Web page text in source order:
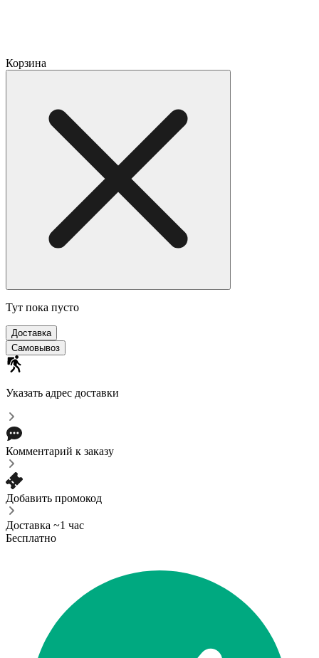
Корзина
Тут пока пусто
Доставка
Самовывоз
Указать адрес доставки
Комментарий к заказу
Добавить промокод
Доставка ~1 час
Бесплатно